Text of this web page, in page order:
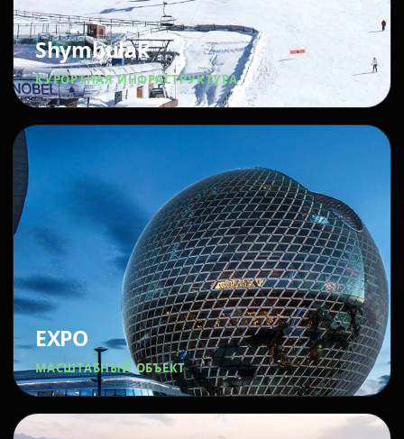
Shymbulak
КУРОРТНАЯ ИНФРАСТРУКТУРА
EXPO
МАСШТАБНЫЙ ОБЪЕКТ